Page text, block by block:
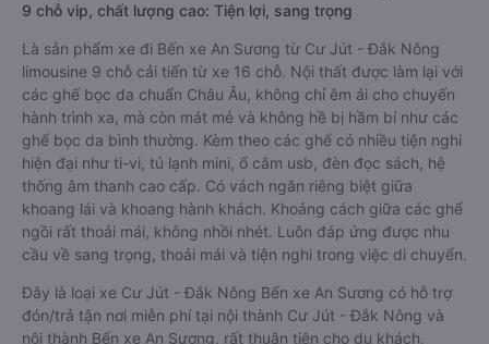
9 chỗ vip, chất lượng cao: Tiện lợi, sang trọng
Là sản phẩm xe đi Bến xe An Sương từ Cư Jút - Đắk Nông
limousine 9 chỗ cải tiến từ xe 16 chỗ. Nội thất được làm lại với
các ghế bọc da chuẩn Châu Âu, không chỉ êm ái cho chuyến
hành trình xa, mà còn mát mẻ và không hề bị hầm bí như các
ghế bọc da bình thường. Kèm theo các ghế có nhiều tiện nghi
hiện đại như ti-vi, tủ lạnh mini, ổ cắm usb, đèn đọc sách, hệ
thống âm thanh cao cấp. Có vách ngăn riêng biệt giữa
khoang lái và khoang hành khách. Khoảng cách giữa các ghế
ngồi rất thoải mái, không nhồi nhét. Luôn đáp ứng được nhu
cầu về sang trọng, thoải mái và tiện nghi trong việc di chuyển.
Đây là loại xe Cư Jút - Đắk Nông Bến xe An Sương có hỗ trợ
đón/trả tận nơi miễn phí tại nội thành Cư Jút - Đắk Nông và
nội thành Bến xe An Sương, rất thuận tiện cho du khách.